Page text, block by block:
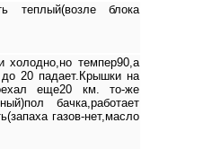
теплый(возле блока
холодно,но темпер90,а
20 падает.Крышки на
еще20 км. то-же
бачка,работает
газов-нет,масло